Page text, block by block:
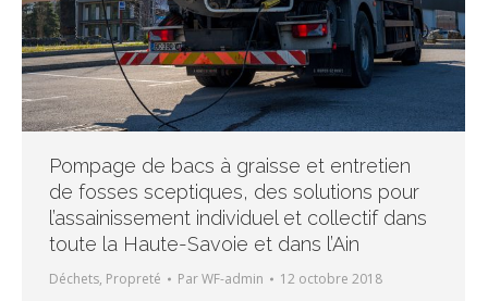
Pompage de bacs à graisse et entretien
de fosses sceptiques, des solutions pour
l’assainissement individuel et collectif dans
toute la Haute-Savoie et dans l’Ain
Déchets, Propreté ParWF-admin 12 octobre 2018